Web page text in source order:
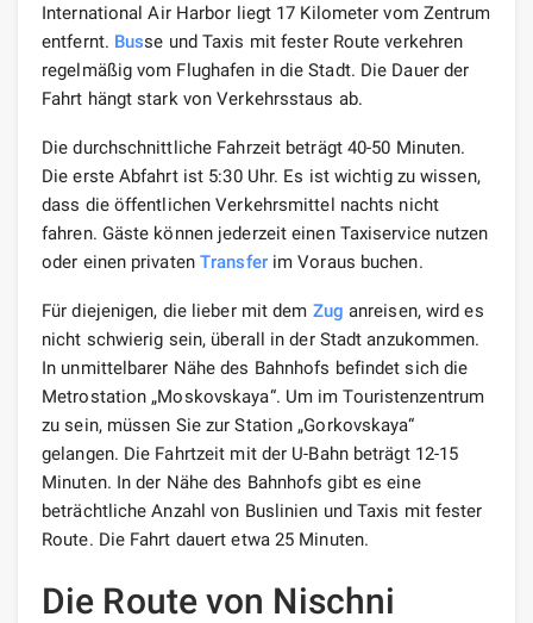
International Air Harbor liegt 17 Kilometer vom Zentrum
entfernt. Busse und Taxis mit fester Route verkehren
regelmäßig vom Flughafen in die Stadt. Die Dauer der
Fahrt hängt stark von Verkehrsstaus ab.
Die durchschnittliche Fahrzeit beträgt 40-50 Minuten.
Die erste Abfahrt ist 5:30 Uhr. Es ist wichtig zu wissen,
dass die öffentlichen Verkehrsmittel nachts nicht
fahren. Gäste können jederzeit einen Taxiservice nutzen
oder einen privaten Transferim Voraus buchen.
Für diejenigen, die lieber mit dem Zug anreisen, wird es
nicht schwierig sein, überall in der Stadt anzukommen.
In unmittelbarer Nähe des Bahnhofs befindet sich die
Metrostation „Moskovskaya“. Um im Touristenzentrum
zu sein, müssen Sie zur Station „Gorkovskaya“
gelangen. Die Fahrtzeit mit der U-Bahn beträgt 12-15
Minuten. In der Nähe des Bahnhofs gibt es eine
beträchtliche Anzahl von Buslinien und Taxis mit fester
Route. Die Fahrt dauert etwa 25 Minuten.
Die Route von Nischni